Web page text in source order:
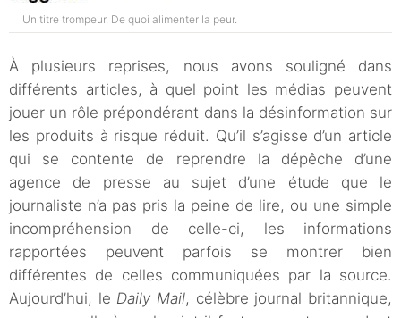
Un titre trompeur. De quoi alimenter la peur.
À plusieurs reprises, nous avons souligné dans
différents articles, à quel point les médias peuvent
jouer un rôle prépondérant dans la désinformation sur
les produits à risque réduit. Qu’il s’agisse d’un article
qui se contente de reprendre la dépêche d’une
agence de presse au sujet d’une étude que le
journaliste n’a pas pris la peine de lire, ou une simple
incompréhension de celle-ci, les informations
rapportées peuvent parfois se montrer bien
différentes de celles communiquées par la source.
Aujourd’hui, le Daily Mail, célèbre journal britannique,